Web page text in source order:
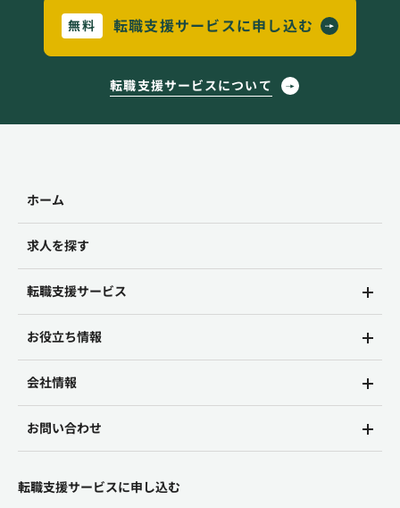
無料 転職支援サービスに申し込む
転職支援サービスについて
ホーム
求人を探す
転職支援サービス
お役立ち情報
会社情報
お問い合わせ
転職支援サービスに申し込む